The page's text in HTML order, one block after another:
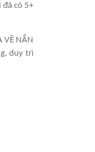
có 5+
VỀ NẮN
duy trì